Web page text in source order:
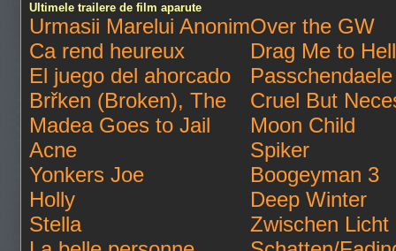
Ultimele trailere de film aparute
Urmasii Marelui Anonim
Ca rend heureux
El juego del ahorcado
Brřken (Broken), The
Madea Goes to Jail
Acne
Yonkers Joe
Holly
Stella
Over the GW
Drag Me to Hell
Passchendaele
Cruel But
Moon Child
Spiker
Boogeyman 3
Deep Winter
Zwischen Licht